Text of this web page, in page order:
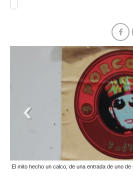
El mito hecho un calco, de una entrada de uno